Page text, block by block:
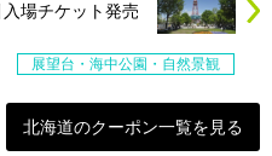
場チケット発売
展望台・海中公園・自然景観
北海道のクーポン一覧を見る